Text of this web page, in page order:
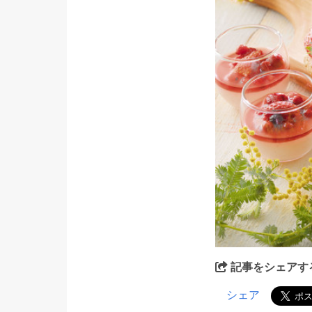
記事をシェアす
シェア